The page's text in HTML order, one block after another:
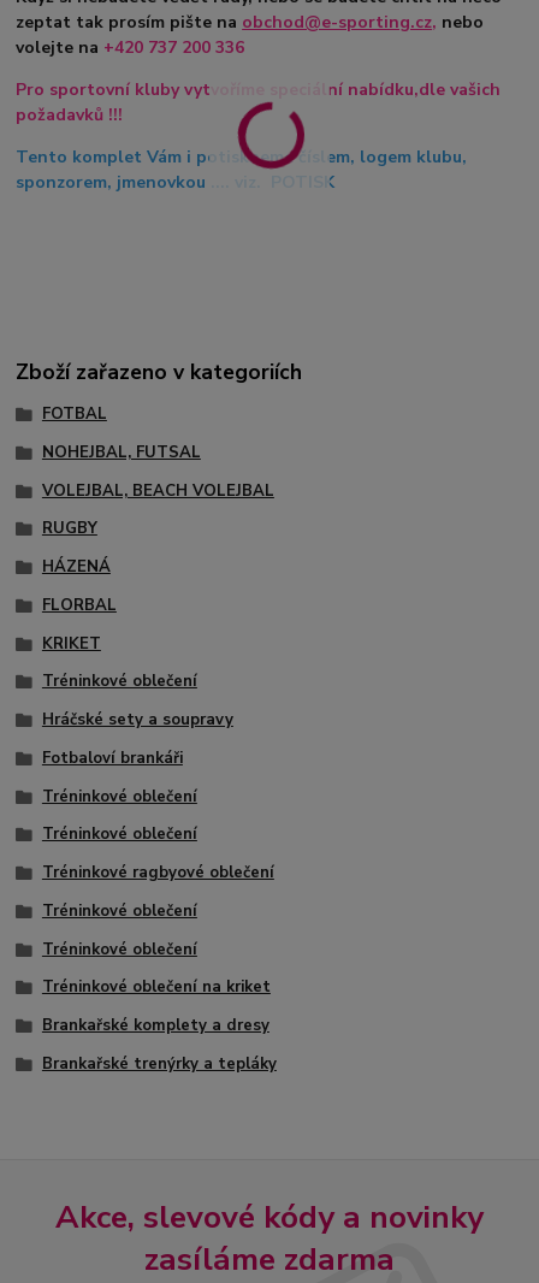
zeptat tak prosím pište na obchod@e-sporting.cz, nebo
volejte na +420 737 200 336
Pro sportovní kluby vytvoříme speciální nabídku,dle vašich
požadavků !!!
Tento komplet Vám i potiskneme číslem, logem klubu,
sponzorem, jmenovkou .... viz. POTISK
Zboží zařazeno v kategoriích
FOTBAL
NOHEJBAL, FUTSAL
VOLEJBAL, BEACH VOLEJBAL
RUGBY
HÁZENÁ
FLORBAL
KRIKET
Tréninkové oblečení
Hráčské sety a soupravy
Fotbaloví brankáři
Tréninkové oblečení
Tréninkové oblečení
Tréninkové ragbyové oblečení
Tréninkové oblečení
Tréninkové oblečení
Tréninkové oblečení na kriket
Brankařské komplety a dresy
Brankařské trenýrky a tepláky
Akce, slevové kódy a novinky
zasíláme zdarma